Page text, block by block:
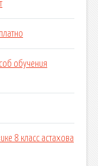
обучения
8 класс астахова